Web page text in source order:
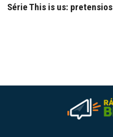
Série This is us: